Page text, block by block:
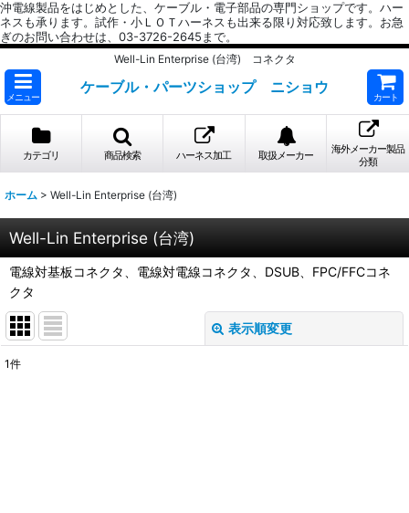
沖電線製品をはじめとした、ケーブル・電子部品の専門ショップです。ハー
ネスも承ります。試作・小ＬＯＴハーネスも出来る限り対応致します。お急
ぎのお問い合わせは、03-3726-2645まで。
Well-Lin Enterprise (台湾) コネクタ
メニュー
ケーブル・パーツショップ ニショウ
カート
カテゴリ 商品検索 ハーネス加工 取扱メーカー
海外メーカー製品
分類
ホーム > Well-Lin Enterprise (台湾)
Well-Lin Enterprise (台湾)
電線対基板コネクタ、電線対電線コネクタ、DSUB、FPC/FFCコネ
クタ
表示順変更
1件